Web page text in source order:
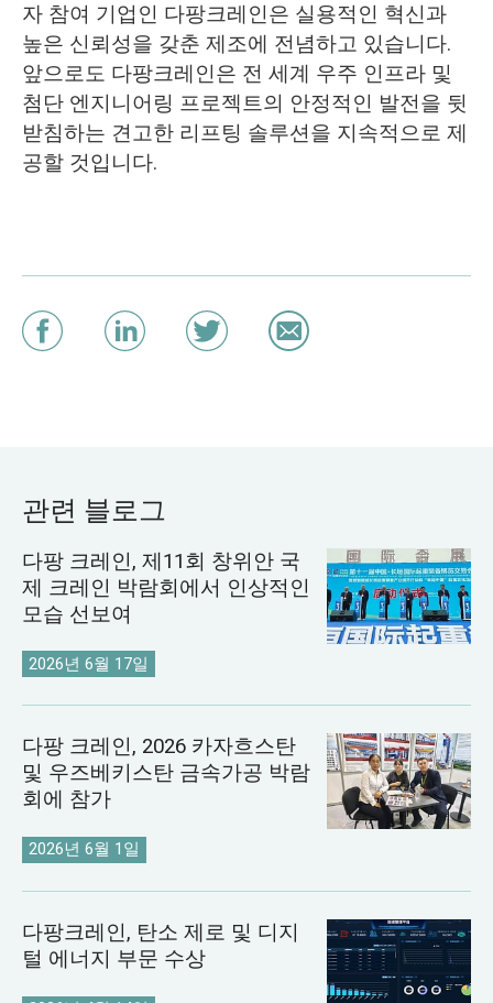
자 참여 기업인 다팡크레인은 실용적인 혁신과
높은 신뢰성을 갖춘 제조에 전념하고 있습니다.
앞으로도 다팡크레인은 전 세계 우주 인프라 및
첨단 엔지니어링 프로젝트의 안정적인 발전을 뒷
받침하는 견고한 리프팅 솔루션을 지속적으로 제
공할 것입니다.
관련 블로그
다팡 크레인, 제11회 창위안 국
제 크레인 박람회에서 인상적인
모습 선보여
2026년 6월 17일
다팡 크레인, 2026 카자흐스탄
및 우즈베키스탄 금속가공 박람
회에 참가
2026년 6월 1일
다팡크레인, 탄소 제로 및 디지
털 에너지 부문 수상